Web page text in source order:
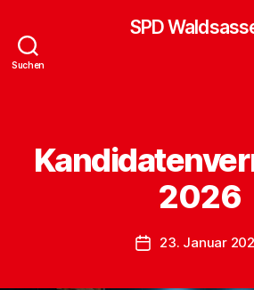
Suchen
SPD
2026
23. Januar